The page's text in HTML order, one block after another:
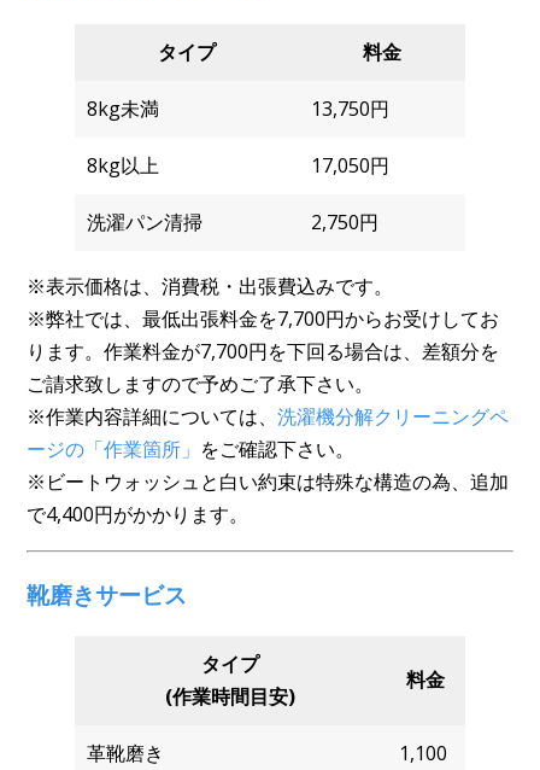
タイプ 料金
8kg未満 13,750円
8kg以上 17,050円
洗濯パン清掃 2,750円
※表示価格は、消費税・出張費込みです。
※弊社では、最低出張料金を7,700円からお受けしてお
ります。作業料金が7,700円を下回る場合は、差額分を
ご請求致しますので予めご了承下さい。
※作業内容詳細については、 洗濯機分解クリーニングペ
ージの「作業箇所」 をご確認下さい。
※ビートウォッシュと白い約束は特殊な構造の為、追加
で4,400円がかかります。
靴磨きサービス
タイプ
(作業時間目安)
料金
革靴磨き
1,100